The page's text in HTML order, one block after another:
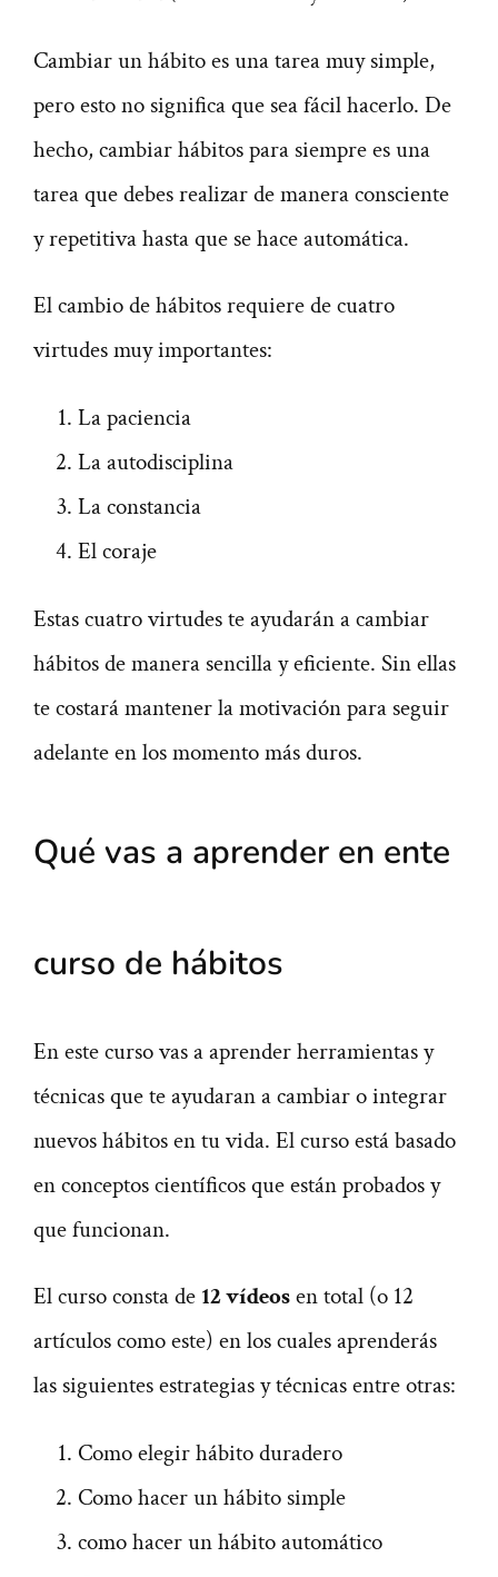
Cambiar un hábito es una tarea muy simple,
pero esto no significa que sea fácil hacerlo. De
hecho, cambiar hábitos para siempre es una
tarea que debes realizar de manera consciente
y repetitiva hasta que se hace automática.
El cambio de hábitos requiere de cuatro
virtudes muy importantes:
La paciencia
La autodisciplina
La constancia
El coraje
Estas cuatro virtudes te ayudarán a cambiar
hábitos de manera sencilla y eficiente. Sin ellas
te costará mantener la motivación para seguir
adelante en los momento más duros.
Qué vas a aprender en ente
curso de hábitos
En este curso vas a aprender herramientas y
técnicas que te ayudaran a cambiar o integrar
nuevos hábitos en tu vida. El curso está basado
en conceptos científicos que están probados y
que funcionan.
El curso consta de 12 vídeosen total (o 12
artículos como este) en los cuales aprenderás
las siguientes estrategias y técnicas entre otras:
Como elegir hábito duradero
Como hacer un hábito simple
como hacer un hábito automático